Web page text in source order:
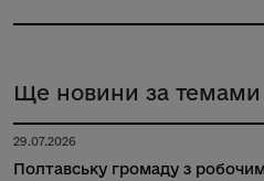
Ще новини за темами
29.07.2026
Полтавську громаду з